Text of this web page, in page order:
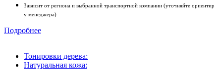
Зависит от региона и выбранной транспортной компании (уточняйте ориентир
у менеджера)
Подробнее
Тонировки дерева:
Натуральная кожа: